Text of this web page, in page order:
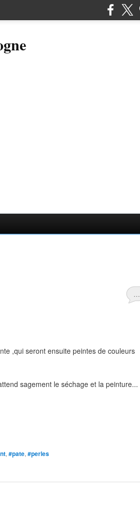
…
,qui seront ensuite peintes de couleurs
sagement le séchage et la peinture...
, #pate, #perles